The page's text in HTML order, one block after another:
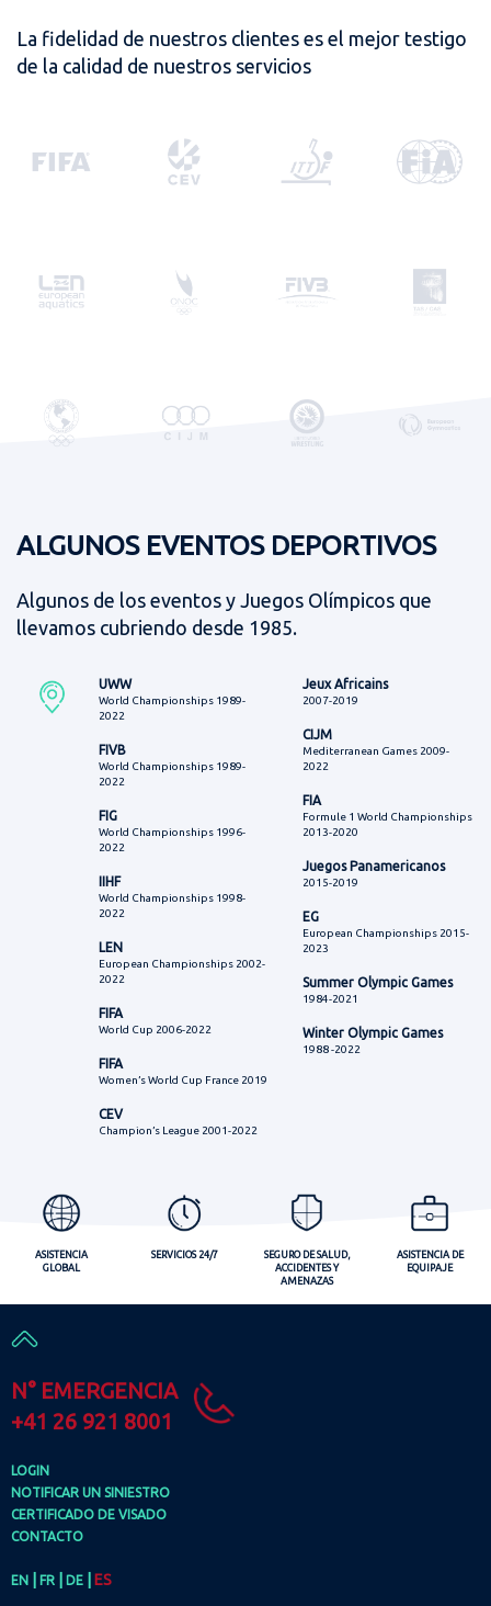
La fidelidad de nuestros clientes es el mejor testigo
de la calidad de nuestros servicios
ALGUNOS EVENTOS DEPORTIVOS
Algunos de los eventos y Juegos Olímpicos que
llevamos cubriendo desde 1985.
UWW
World Championships 1989-
2022
FIVB
World Championships 1989-
2022
FIG
World Championships 1996-
2022
IIHF
World Championships 1998-
2022
LEN
European Championships 2002-
2022
FIFA
World Cup 2006-2022
FIFA
Women’s World Cup France 2019
CEV
Champion’s League 2001-2022
Jeux Africains
2007-2019
CIJM
Mediterranean Games 2009-
2022
FIA
Formule 1 World Championships
2013-2020
Juegos Panamericanos
2015-2019
EG
European Championships 2015-
2023
Summer Olympic Games
1984-2021
Winter Olympic Games
1988 -2022
ASISTENCIA
GLOBAL
SERVICIOS 24/7
SEGURO DE SALUD,
ACCIDENTES Y
AMENAZAS
ASISTENCIA DE
EQUIPAJE
N° EMERGENCIA
+41 26 921 8001
LOGIN
NOTIFICAR UN SINIESTRO
CERTIFICADO DE VISADO
CONTACTO
EN FR DE ES